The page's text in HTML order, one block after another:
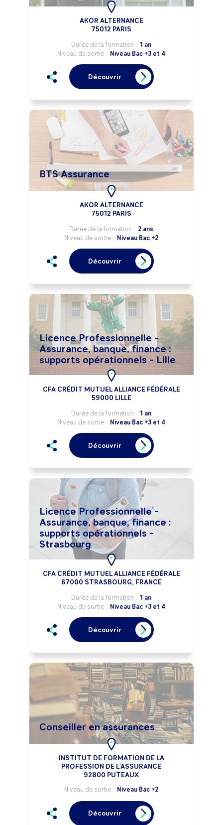
AKOR ALTERNANCE
75012 PARIS
Durée de la formation : 1 an
Niveau de sortie : Niveau Bac +3 et 4
Découvrir
BTS Assurance
AKOR ALTERNANCE
75012 PARIS
Durée de la formation : 2 ans
Niveau de sortie : Niveau Bac +2
Découvrir
Licence Professionnelle -
Assurance, banque, finance :
supports opérationnels - Lille
CFA CRÉDIT MUTUEL ALLIANCE FÉDÉRALE
59000 LILLE
Durée de la formation : 1 an
Niveau de sortie : Niveau Bac +3 et 4
Découvrir
Licence Professionnelle -
Assurance, banque, finance :
supports opérationnels -
Strasbourg
CFA CRÉDIT MUTUEL ALLIANCE FÉDÉRALE
67000 STRASBOURG, FRANCE
Durée de la formation : 1 an
Niveau de sortie : Niveau Bac +3 et 4
Découvrir
Conseiller en assurances
INSTITUT DE FORMATION DE LA
PROFESSION DE L'ASSURANCE
92800 PUTEAUX
Niveau de sortie : Niveau Bac +2
Découvrir